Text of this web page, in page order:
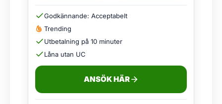
Godkännande: Acceptabelt
Trending
Utbetalning på 10 minuter
Låna utan UC
ANSÖK HÄR